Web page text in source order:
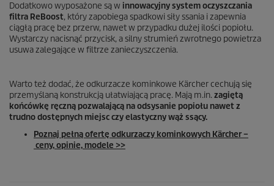
Dodatkowo wyposażone są w innowacyjny system oczyszczania
filtra ReBoost, który zapobiega spadkowi siły ssania i zapewnia
ciągłą pracę bez przerw, nawet w przypadku dużej ilości popiołu.
Wystarczy nacisnąć przycisk, a silny strumień zwrotnego powietrza
usuwa zalegające w filtrze zanieczyszczenia.
Warto też dodać, że odkurzacze kominkowe Kärcher cechują się
przemyślaną konstrukcją ułatwiającą pracę. Mają m.in.zagiętą
końcówkę ręczną pozwalającą na odsysanie popiołu nawet z
trudno dostępnych miejsc czy elastyczny wąż ssący.
Poznaj pełną ofertę odkurzaczy kominkowych Kärcher –
ceny, opinie, modele >>